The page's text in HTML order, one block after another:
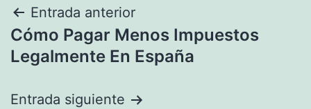
Navegación
de
Entrada anterior
Cómo Pagar Menos Impuestos
Legalmente En España
Entrada siguiente